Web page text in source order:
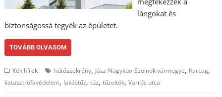
lángokat és
biztonságossá tegyék az épületet.
TOVÁBB OLVASOM
Kék hírek hűtőszekrény, Jász-Nagykun-Szolnok vármegye, Karcag,
katasztrófavédelem, lakástűz,tűz,tűzoltók,Varrós utca